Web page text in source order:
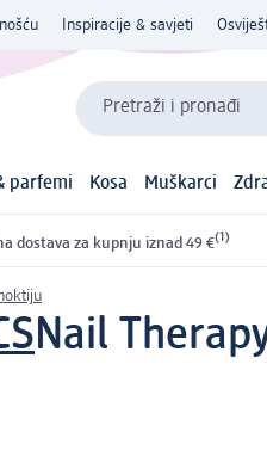
Inspiracije & savjeti
Pretraži i pronađi
parfemi Kosa Muškarci
dostava za kupnju iznad 49 €(1)
Nail